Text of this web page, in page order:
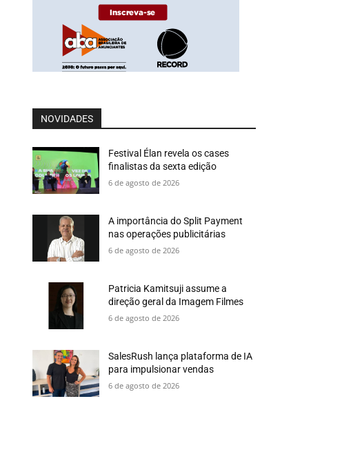
NOVIDADES
Festival Élan revela os cases
finalistas da sexta edição
6 de agosto de 2026
A importância do Split Payment
nas operações publicitárias
6 de agosto de 2026
Patricia Kamitsuji assume a
direção geral da Imagem Filmes
6 de agosto de 2026
SalesRush lança plataforma de IA
para impulsionar vendas
6 de agosto de 2026